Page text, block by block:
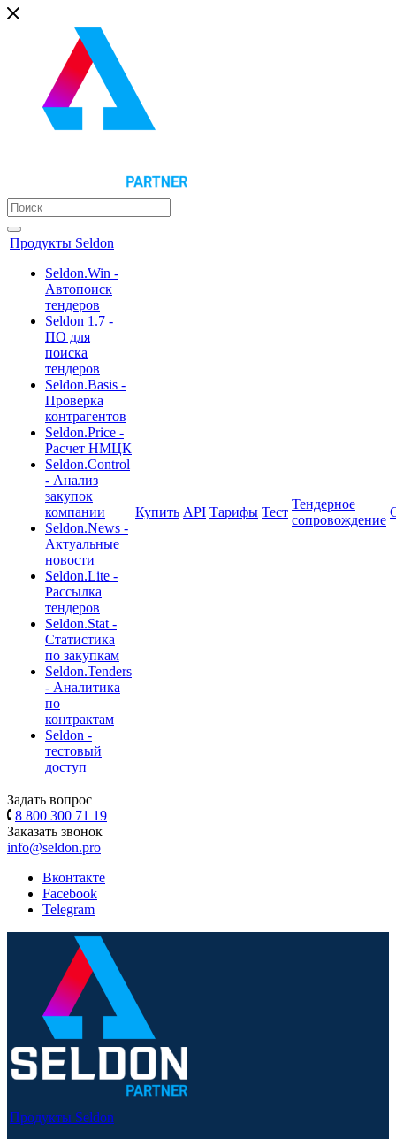
Продукты Seldon
Seldon.Win -
Автопоиск
тендеров
Seldon 1.7 -
ПО для
поиска
тендеров
Seldon.Basis -
Проверка
контрагентов
Seldon.Price -
Расчет НМЦК
Seldon.Control
- Анализ
закупок
компании
Seldon.News -
Актуальные
новости
Seldon.Lite -
Рассылка
тендеров
Seldon.Stat -
Статистика
по закупкам
Seldon.Tenders
- Аналитика
по
контрактам
Seldon -
тестовый
доступ
Купить API Тарифы Тест
Тендерное
сопровождение
Задать вопрос
8 800 300 71 19
Заказать звонок
info@seldon.pro
Вконтакте
Facebook
Telegram
Продукты Seldon